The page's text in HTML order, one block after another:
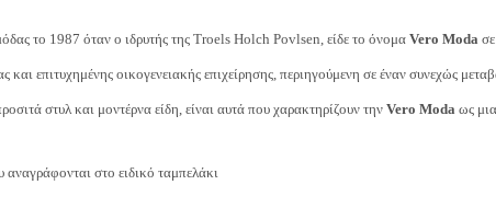
το 1987 όταν ο ιδρυτής της Troels Holch Povlsen, είδε το όνομα Vero Moda
και επιτυχημένης οικογενειακής επιχείρησης, περιηγούμενη σε έναν συνεχώς
στυλ και μοντέρνα είδη, είναι αυτά που χαρακτηρίζουν την Vero Moda ως
στο ειδικό ταμπελάκι